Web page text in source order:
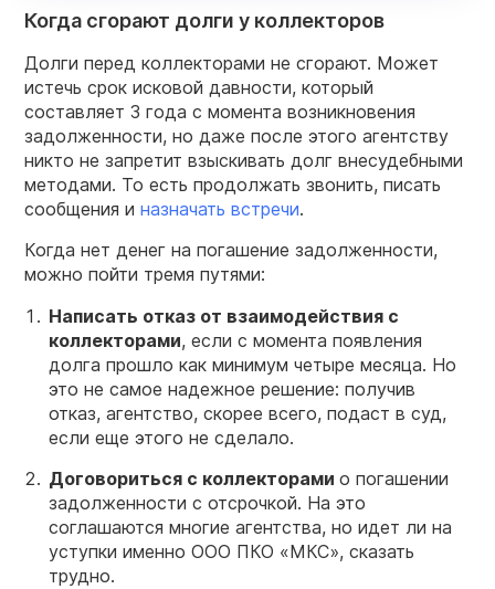
Когда сгорают долги у коллекторов
Долги перед коллекторами не сгорают. Может
истечь срок исковой давности, который
составляет 3 года с момента возникновения
задолженности, но даже после этого агентству
никто не запретит взыскивать долг внесудебными
методами. То есть продолжать звонить, писать
сообщения и назначать встречи.
Когда нет денег на погашение задолженности,
можно пойти тремя путями:
Написать отказ от взаимодействия с
коллекторами, если с момента появления
долга прошло как минимум четыре месяца. Но
это не самое надежное решение: получив
отказ, агентство, скорее всего, подаст в суд,
если еще этого не сделало.
Договориться с коллекторами о погашении
задолженности с отсрочкой. На это
соглашаются многие агентства, но идет ли на
уступки именно ООО ПКО «МКС», сказать
трудно.